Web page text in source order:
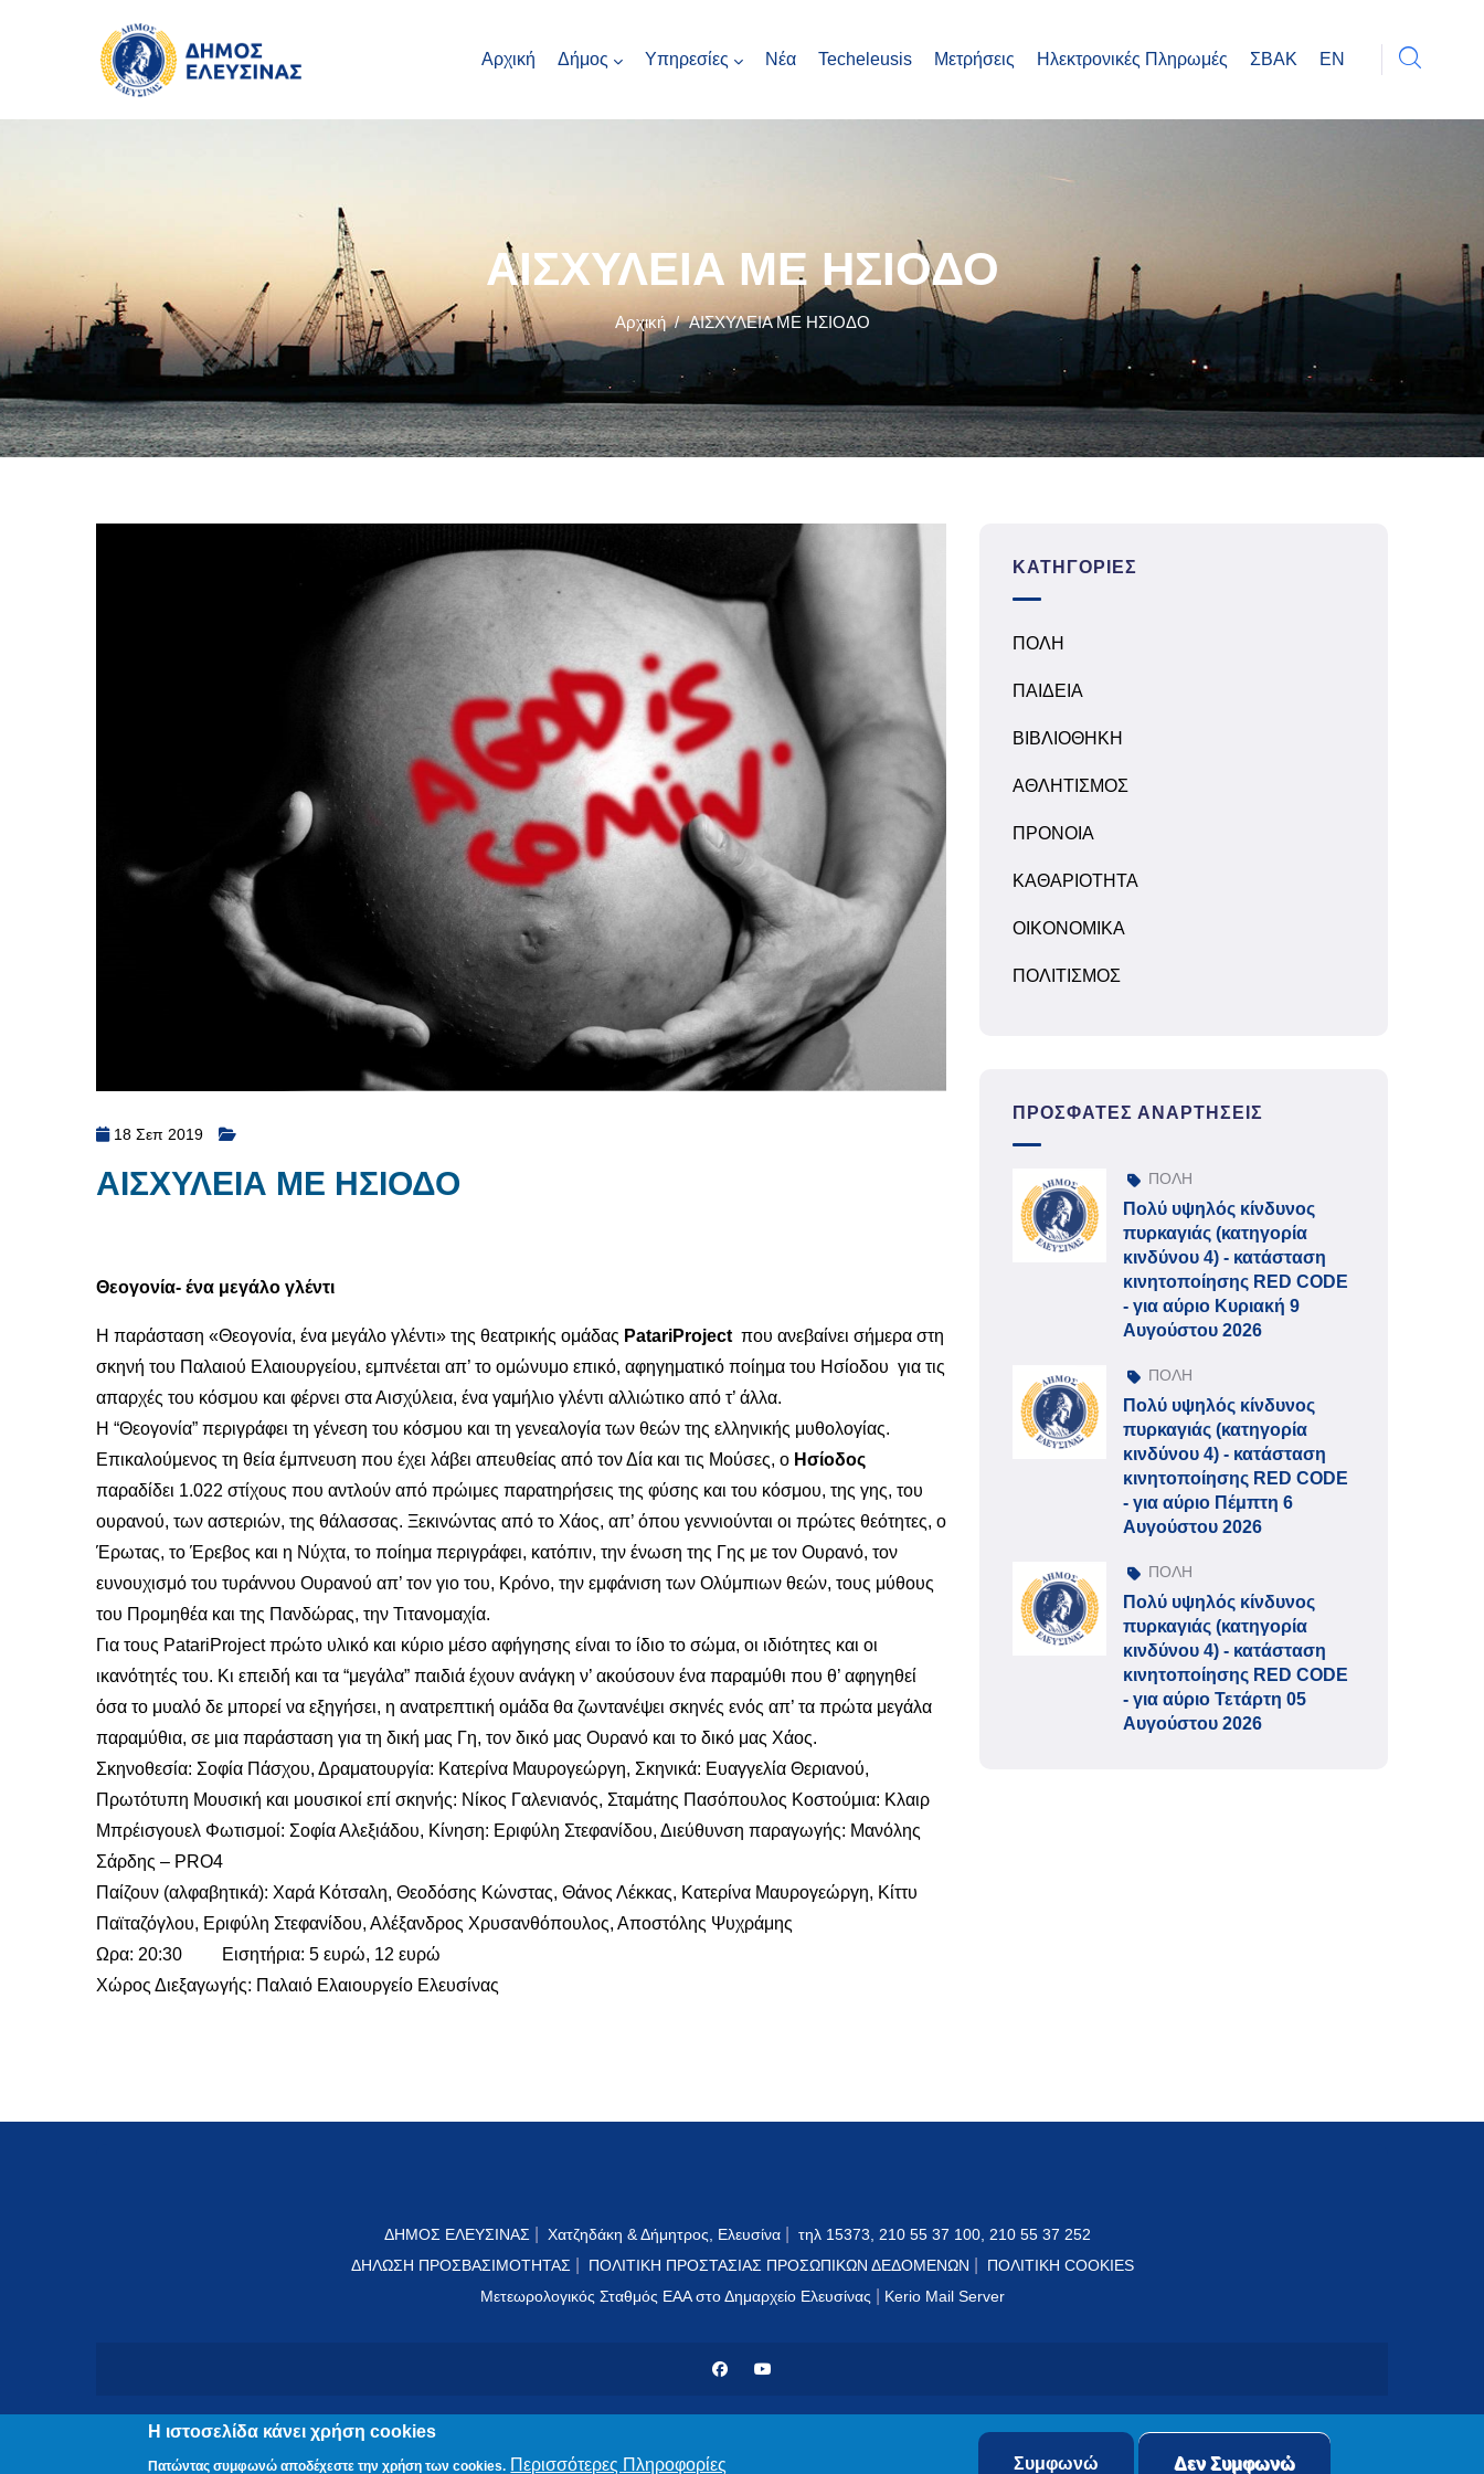
Αρχική Δήμος Υπηρεσίες Νέα Techeleusis Μετρήσεις Ηλεκτρονικές Πληρωμές ΣΒΑΚ EN
ΑΙΣΧΥΛΕΙΑ ΜΕ ΗΣΙΟΔΟ
Αρχική / ΑΙΣΧΥΛΕΙΑ ΜΕ ΗΣΙΟΔΟ
18 Σεπ 2019
ΑΙΣΧΥΛΕΙΑ ΜΕ ΗΣΙΟΔΟ
Θεογονία- ένα μεγάλο γλέντι
Η παράσταση «Θεογονία, ένα μεγάλο γλέντι» της θεατρικής ομάδας PatariProject που ανεβαίνει σήμερα στη
σκηνή του Παλαιού Ελαιουργείου, εμπνέεται απ’ το ομώνυμο επικό, αφηγηματικό ποίημα του Ησίοδου για τις
απαρχές του κόσμου και φέρνει στα Αισχύλεια, ένα γαμήλιο γλέντι αλλιώτικο από τ’ άλλα.
Η “Θεογονία” περιγράφει τη γένεση του κόσμου και τη γενεαλογία των θεών της ελληνικής μυθολογίας.
Επικαλούμενος τη θεία έμπνευση που έχει λάβει απευθείας από τον Δία και τις Μούσες, ο Ησίοδος
παραδίδει 1.022 στίχους που αντλούν από πρώιμες παρατηρήσεις της φύσης και του κόσμου, της γης, του
ουρανού, των αστεριών, της θάλασσας. Ξεκινώντας από το Χάος, απ’ όπου γεννιούνται οι πρώτες θεότητες, ο
Έρωτας, το Έρεβος και η Νύχτα, το ποίημα περιγράφει, κατόπιν, την ένωση της Γης με τον Ουρανό, τον
ευνουχισμό του τυράννου Ουρανού απ’ τον γιο του, Κρόνο, την εμφάνιση των Ολύμπιων θεών, τους μύθους
του Προμηθέα και της Πανδώρας, την Τιτανομαχία.
Για τους PatariProject πρώτο υλικό και κύριο μέσο αφήγησης είναι το ίδιο το σώμα, οι ιδιότητες και οι
ικανότητές του. Κι επειδή και τα “μεγάλα” παιδιά έχουν ανάγκη ν’ ακούσουν ένα παραμύθι που θ’ αφηγηθεί
όσα το μυαλό δε μπορεί να εξηγήσει, η ανατρεπτική ομάδα θα ζωντανέψει σκηνές ενός απ’ τα πρώτα μεγάλα
παραμύθια, σε μια παράσταση για τη δική μας Γη, τον δικό μας Ουρανό και το δικό μας Χάος.
Σκηνοθεσία: Σοφία Πάσχου, Δραματουργία: Κατερίνα Μαυρογεώργη, Σκηνικά: Ευαγγελία Θεριανού,
Πρωτότυπη Μουσική και μουσικοί επί σκηνής: Νίκος Γαλενιανός, Σταμάτης Πασόπουλος Κοστούμια: Κλαιρ
Μπρέισγουελ Φωτισμοί: Σοφία Αλεξιάδου, Κίνηση: Εριφύλη Στεφανίδου, Διεύθυνση παραγωγής: Μανόλης
Σάρδης – PRO4
Παίζουν (αλφαβητικά): Χαρά Κότσαλη, Θεοδόσης Κώνστας, Θάνος Λέκκας, Κατερίνα Μαυρογεώργη, Κίττυ
Παϊταζόγλου, Εριφύλη Στεφανίδου, Αλέξανδρος Χρυσανθόπουλος, Αποστόλης Ψυχράμης
Ωρα: 20:30 Εισητήρια: 5 ευρώ, 12 ευρώ
Χώρος Διεξαγωγής: Παλαιό Ελαιουργείο Ελευσίνας
ΚΑΤΗΓΟΡΊΕΣ
ΠΟΛΗ
ΠΑΙΔΕΙΑ
ΒΙΒΛΙΟΘΗΚΗ
ΑΘΛΗΤΙΣΜΟΣ
ΠΡΟΝΟΙΑ
ΚΑΘΑΡΙΟΤΗΤΑ
ΟΙΚΟΝΟΜΙΚΑ
ΠΟΛΙΤΙΣΜΟΣ
ΠΡΌΣΦΑΤΕΣ ΑΝΑΡΤΉΣΕΙΣ
ΠΟΛΗ
Πολύ υψηλός κίνδυνος
πυρκαγιάς (κατηγορία
κινδύνου 4) - κατάσταση
κινητοποίησης RED CODE
- για αύριο Κυριακή 9
Αυγούστου 2026
ΠΟΛΗ
Πολύ υψηλός κίνδυνος
πυρκαγιάς (κατηγορία
κινδύνου 4) - κατάσταση
κινητοποίησης RED CODE
- για αύριο Πέμπτη 6
Αυγούστου 2026
ΠΟΛΗ
Πολύ υψηλός κίνδυνος
πυρκαγιάς (κατηγορία
κινδύνου 4) - κατάσταση
κινητοποίησης RED CODE
- για αύριο Τετάρτη 05
Αυγούστου 2026
ΔΗΜΟΣ ΕΛΕΥΣΙΝΑΣ Χατζηδάκη & Δήμητρος, Ελευσίνα
τηλ 15373, 210 55 37 100, 210 55 37 252
ΔΗΛΩΣΗ ΠΡΟΣΒΑΣΙΜΟΤΗΤΑΣ
ΠΟΛΙΤΙΚΗ ΠΡΟΣΤΑΣΙΑΣ ΠΡΟΣΩΠΙΚΩΝ ΔΕΔΟΜΕΝΩΝ
ΠΟΛΙΤΙΚΗ COOKIES
Μετεωρολογικός Σταθμός ΕΑΑ στο Δημαρχείο Ελευσίνας
Kerio Mail Server
Η ιστοσελίδα κάνει χρήση cookies
Πατώντας συμφωνώ αποδέχεστε την χρήση των cookies. Περισσότερες Πληροφορίες Συμφωνώ Δεν Συμφωνώ